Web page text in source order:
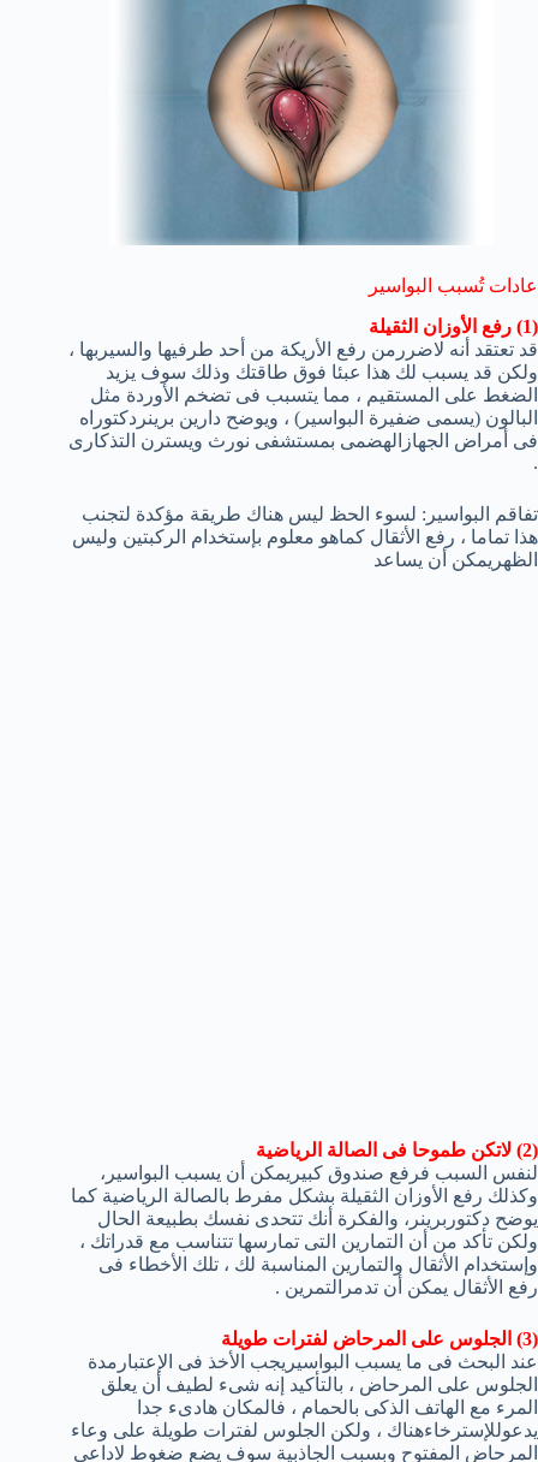
عادات تُسبب البواسير
(1) رفع الأوزان الثقيلة
قد تعتقد أنه لاضررمن رفع الأريكة من أحد طرفيها والسيربها ،
ولكن قد يسبب لك هذا عبئا فوق طاقتك وذلك سوف يزيد
الضغط على المستقيم ، مما يتسبب فى تضخم الأوردة مثل
البالون (يسمى ضفيرة البواسير) ، ويوضح دارين برينردكتوراه
فى أمراض الجهازالهضمى بمستشفى نورث ويسترن التذكارى
.
تفاقم البواسير: لسوء الحظ ليس هناك طريقة مؤكدة لتجنب
هذا تماما ، رفع الأثقال كماهو معلوم بإستخدام الركبتين وليس
الظهريمكن أن يساعد
(2) لاتكن طموحا فى الصالة الرياضية
لنفس السبب فرفع صندوق كبيريمكن أن يسبب البواسير،
وكذلك رفع الأوزان الثقيلة بشكل مفرط بالصالة الرياضية كما
يوضح دكتوربرينر، والفكرة أنك تتحدى نفسك بطبيعة الحال
ولكن تأكد من أن التمارين التى تمارسها تتناسب مع قدراتك ،
وإستخدام الأثقال والتمارين المناسبة لك ، تلك الأخطاء فى
رفع الأثقال يمكن أن تدمرالتمرين .
(3) الجلوس على المرحاض لفترات طويلة
عند البحث فى ما يسبب البواسيريجب الأخذ فى الإعتبارمدة
الجلوس على المرحاض ، بالتأكيد إنه شىء لطيف أن يعلق
المرء مع الهاتف الذكى بالحمام ، فالمكان هادىء جدا
يدعوللإسترخاءهناك ، ولكن الجلوس لفترات طويلة على وعاء
المرحاض المفتوح وبسبب الجاذبية سوف يضع ضغوط لاداعى